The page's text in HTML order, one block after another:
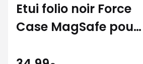
Etui folio noir Force
Case MagSafe pour